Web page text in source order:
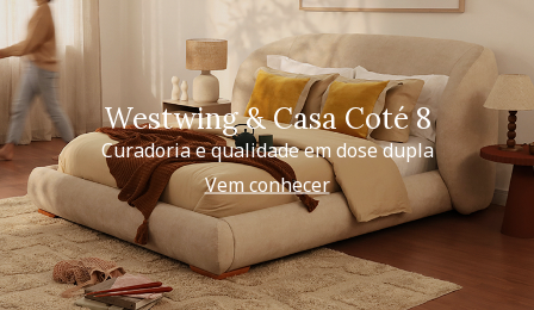
Westwing & Casa Coté 8
Curadoria e qualidade em dose dupla
Vem conhecer